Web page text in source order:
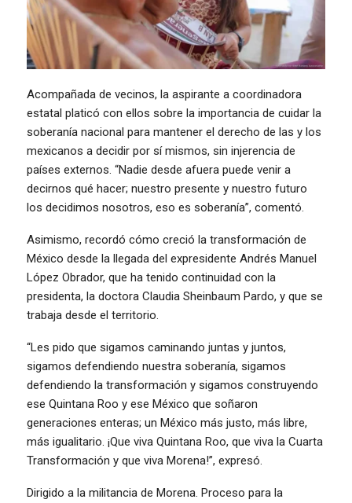
Acompañada de vecinos, la aspirante a coordinadora
estatal platicó con ellos sobre la importancia de cuidar la
soberanía nacional para mantener el derecho de las y los
mexicanos a decidir por sí mismos, sin injerencia de
países externos. “Nadie desde afuera puede venir a
decirnos qué hacer; nuestro presente y nuestro futuro
los decidimos nosotros, eso es soberanía”, comentó.
Asimismo, recordó cómo creció la transformación de
México desde la llegada del expresidente Andrés Manuel
López Obrador, que ha tenido continuidad con la
presidenta, la doctora Claudia Sheinbaum Pardo, y que se
trabaja desde el territorio.
“Les pido que sigamos caminando juntas y juntos,
sigamos defendiendo nuestra soberanía, sigamos
defendiendo la transformación y sigamos construyendo
ese Quintana Roo y ese México que soñaron
generaciones enteras; un México más justo, más libre,
más igualitario. ¡Que viva Quintana Roo, que viva la Cuarta
Transformación y que viva Morena!”, expresó.
Dirigido a la militancia de Morena. Proceso para la